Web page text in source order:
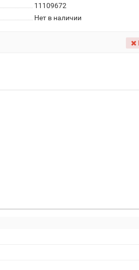
11109672
Нет в наличии